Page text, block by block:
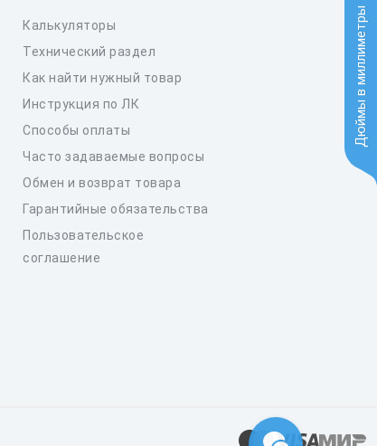
Дюймы в миллиметры
Калькуляторы
Технический раздел
Как найти нужный товар
Инструкция по ЛК
Способы оплаты
Часто задаваемые вопросы
Обмен и возврат товара
Гарантийные обязательства
Пользовательское
соглашение